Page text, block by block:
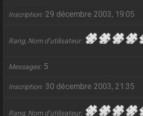
Inscription 29 décembre 2003, 19:05
Rang, Nom d’utilisateur
Messages 5
Inscription 30 décembre 2003, 21:35
Rang, Nom d’utilisateur